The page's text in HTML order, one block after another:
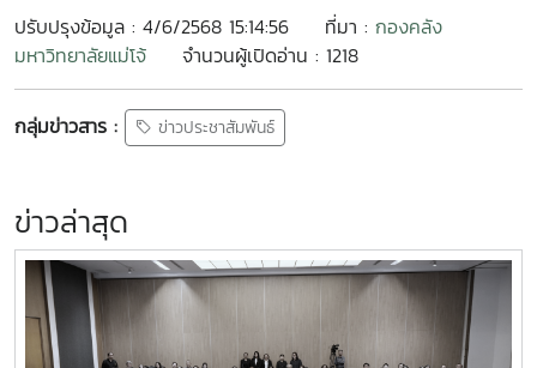
ปรับปรุงข้อมูล : 4/6/2568 15:14:56 ที่มา : กองคลัง
มหาวิทยาลัยแม่โจ้
จำนวนผู้เปิดอ่าน : 1218
กลุ่มข่าวสาร : ข่าวประชาสัมพันธ์
ข่าวล่าสุด